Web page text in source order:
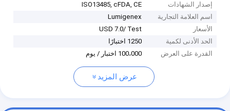
إصدار الشهادات
ISO13485, cFDA, CE
اسم العلامة التجارية
Lumigenex
الأسعار
USD 7.0/ Test
الحد الأدنى لكمية
1250 اختبارًا
القدرة على العرض
100،000 اختبار / يوم
عرض المزيد